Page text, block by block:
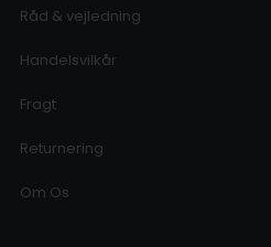
Råd & vejledning
Handelsvilkår
Fragt
Returnering
Om Os